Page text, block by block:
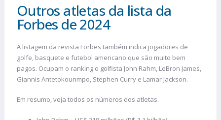
Outros atletas da lista da
Forbes de 2024
A listagem da revista Forbes também indica jogadores de
golfe, basquete e futebol americano que são muito bem
pagos. Ocupam o ranking o golfista John Rahm, LeBron James,
Giannis Antetokounmpo, Stephen Curry e Lamar Jackson.
Em resumo, veja todos os números dos atletas.